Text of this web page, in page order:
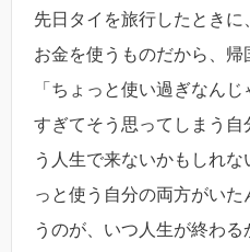
先日タイを旅行したとき
お金を使うものだから、
「ちょっと使い過ぎなん
すぎてそう思ってしまう
う人生で来ないかもしれ
っと使う自分の両方がい
うのが、いつ人生が終わ